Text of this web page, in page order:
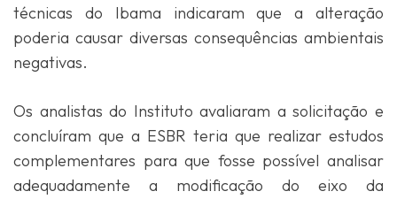
técnicas do Ibama indicaram que a alteração
poderia causar diversas consequências ambientais
negativas.
Os analistas do Instituto avaliaram a solicitação e
concluíram que a ESBR teria que realizar estudos
complementares para que fosse possível analisar
adequadamente a modificação do eixo da